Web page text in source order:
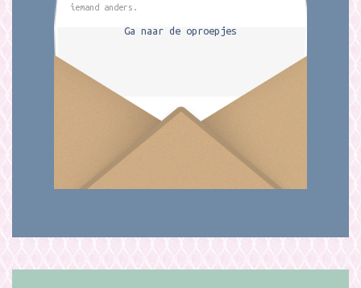
iemand anders.
Ga naar de oproepjes